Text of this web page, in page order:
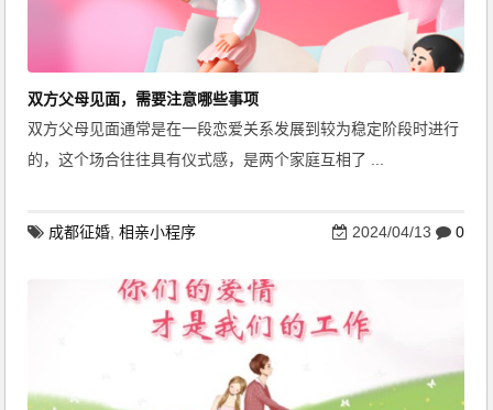
双方父母见面，需要注意哪些事项
双方父母见面通常是在一段恋爱关系发展到较为稳定阶段时进行
的，这个场合往往具有仪式感，是两个家庭互相了 ...
成都征婚 ,相亲小程序 2024/04/13 0